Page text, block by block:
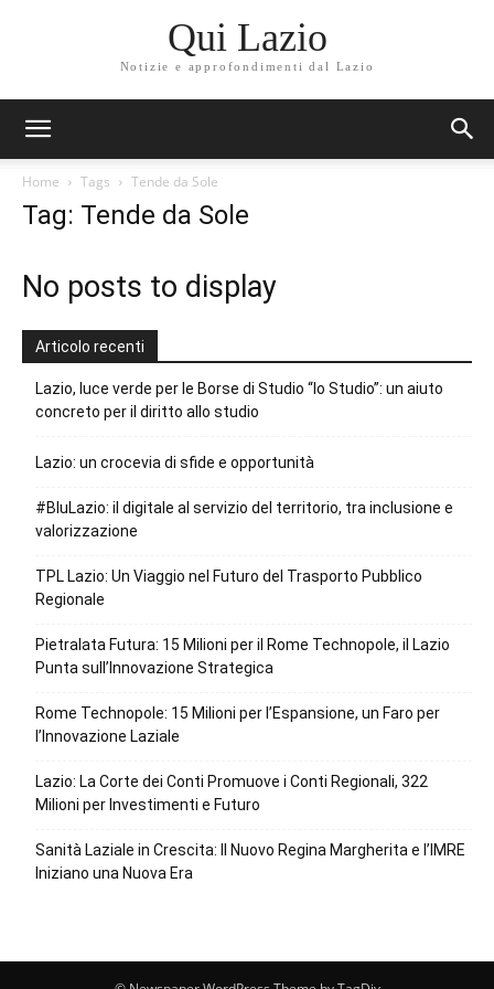
Qui Lazio
Notizie e approfondimenti dal Lazio
Home Tags Tende da Sole
Tag: Tende da Sole
No posts to display
Articolo recenti
Lazio, luce verde per le Borse di Studio “Io Studio”: un aiuto
concreto per il diritto allo studio
Lazio: un crocevia di sfide e opportunità
#BluLazio: il digitale al servizio del territorio, tra inclusione e
valorizzazione
TPL Lazio: Un Viaggio nel Futuro del Trasporto Pubblico
Regionale
Pietralata Futura: 15 Milioni per il Rome Technopole, il Lazio
Punta sull’Innovazione Strategica
Rome Technopole: 15 Milioni per l’Espansione, un Faro per
l’Innovazione Laziale
Lazio: La Corte dei Conti Promuove i Conti Regionali, 322
Milioni per Investimenti e Futuro
Sanità Laziale in Crescita: Il Nuovo Regina Margherita e l’IMRE
Iniziano una Nuova Era